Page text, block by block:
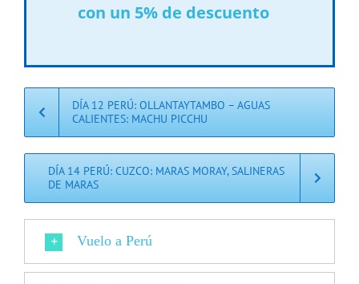
con un 5% de descuento
DÍA 12 PERÚ: OLLANTAYTAMBO – AGUAS
CALIENTES: MACHU PICCHU
DÍA 14 PERÚ: CUZCO: MARAS MORAY, SALINERAS
DE MARAS
Vuelo a Perú